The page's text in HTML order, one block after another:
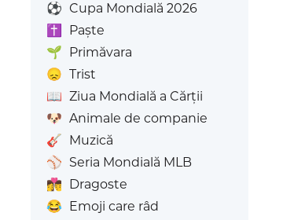
⚽ Cupa Mondială 2026
✝️
Paște
🌱 Primăvara
😞 Trist
📖 Ziua Mondială a Cărții
🐶 Animale de companie
🎸 Muzică
⚾ Seria Mondială MLB
👩‍❤️‍💋‍👨 Dragoste
😂 Emoji care râd